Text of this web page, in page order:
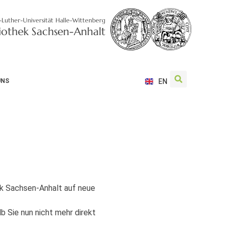
Universität Halle-Wittenberg
Sachsen-Anhalt
EN
Sachsen-Anhalt auf neue
Sie nun nicht mehr direkt